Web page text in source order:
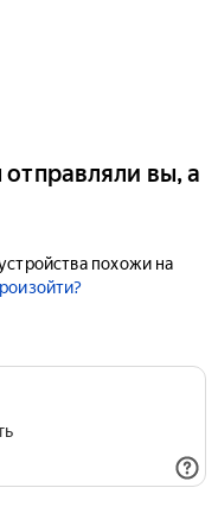
вы, а
похожи на